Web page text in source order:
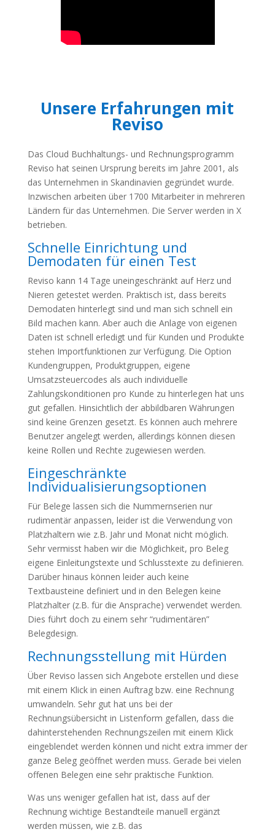
Unsere Erfahrungen mit
Reviso
Das Cloud Buchhaltungs- und Rechnungsprogramm
Reviso hat seinen Ursprung bereits im Jahre 2001, als
das Unternehmen in Skandinavien gegründet wurde.
Inzwischen arbeiten über 1700 Mitarbeiter in mehreren
Ländern für das Unternehmen. Die Server werden in X
betrieben.
Schnelle Einrichtung und
Demodaten für einen Test
Reviso kann 14 Tage uneingeschränkt auf Herz und
Nieren getestet werden. Praktisch ist, dass bereits
Demodaten hinterlegt sind und man sich schnell ein
Bild machen kann. Aber auch die Anlage von eigenen
Daten ist schnell erledigt und für Kunden und Produkte
stehen Importfunktionen zur Verfügung. Die Option
Kundengruppen, Produktgruppen, eigene
Umsatzsteuercodes als auch individuelle
Zahlungskonditionen pro Kunde zu hinterlegen hat uns
gut gefallen. Hinsichtlich der abbildbaren Währungen
sind keine Grenzen gesetzt. Es können auch mehrere
Benutzer angelegt werden, allerdings können diesen
keine Rollen und Rechte zugewiesen werden.
Eingeschränkte
Individualisierungsoptionen
Für Belege lassen sich die Nummernserien nur
rudimentär anpassen, leider ist die Verwendung von
Platzhaltern wie z.B. Jahr und Monat nicht möglich.
Sehr vermisst haben wir die Möglichkeit, pro Beleg
eigene Einleitungstexte und Schlusstexte zu definieren.
Darüber hinaus können leider auch keine
Textbausteine definiert und in den Belegen keine
Platzhalter (z.B. für die Ansprache) verwendet werden.
Dies führt doch zu einem sehr “rudimentären”
Belegdesign.
Rechnungsstellung mit Hürden
Über Reviso lassen sich Angebote erstellen und diese
mit einem Klick in einen Auftrag bzw. eine Rechnung
umwandeln. Sehr gut hat uns bei der
Rechnungsübersicht in Listenform gefallen, dass die
dahinterstehenden Rechnungszeilen mit einem Klick
eingeblendet werden können und nicht extra immer der
ganze Beleg geöffnet werden muss. Gerade bei vielen
offenen Belegen eine sehr praktische Funktion.
Was uns weniger gefallen hat ist, dass auf der
Rechnung wichtige Bestandteile manuell ergänzt
werden müssen, wie z.B. das